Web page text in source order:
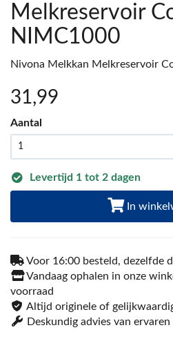
Melkreservoir
NIMC1000
Nivona Melkkan Melkreservoir
31 ,99
Aantal
Levertijd 1 tot 2 dagen
In
Voor 16:00 besteld, dezelfde
Vandaag ophalen in onze
voorraad
Altijd originele of
Deskundig advies van